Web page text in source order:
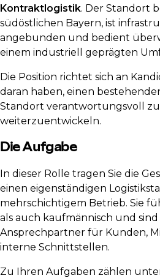
Kontraktlogistik. Der Standort
südöstlichen Bayern, ist
angebunden und bedient
einem industriell geprägten
Die Position richtet sich an
daran haben, einen
Standort verantwortungsvoll
weiterzuentwickeln.
Die Aufgabe
In dieser Rolle tragen Sie die
einen eigenständigen
mehrschichtigem Betrieb. Sie
als auch kaufmännisch und
Ansprechpartner für Kunden,
interne Schnittstellen.
Zu Ihren Aufgaben zählen